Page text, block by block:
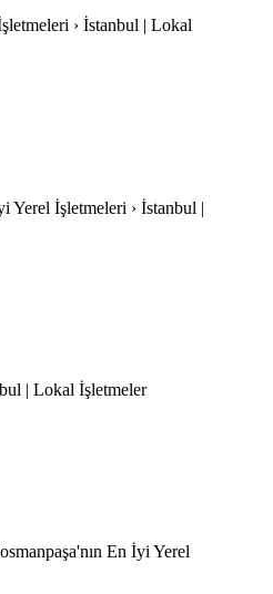
› İstanbul | Lokal
Yerel İşletmeleri › İstanbul |
| Lokal İşletmeler
En İyi Yerel